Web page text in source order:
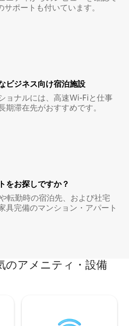
ポートも付いています。
ビ⁠ジ⁠ネ⁠ス⁠向⁠け宿⁠泊⁠施⁠設
ョナルには、高速Wi-Fiと仕事
滞在先がおすすめです。
をお探しですか？
転勤時の宿泊先、および社宅
具完備のマンション・アパート
のアメニティ・設備